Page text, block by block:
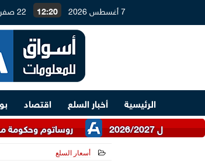
7 أغسطس 2026 12:20 22 صفر 1448
الرئيسية أخبار السلع اقتصاد
روساتوم وحكومة موسكو توقّعان
أسعار السلع